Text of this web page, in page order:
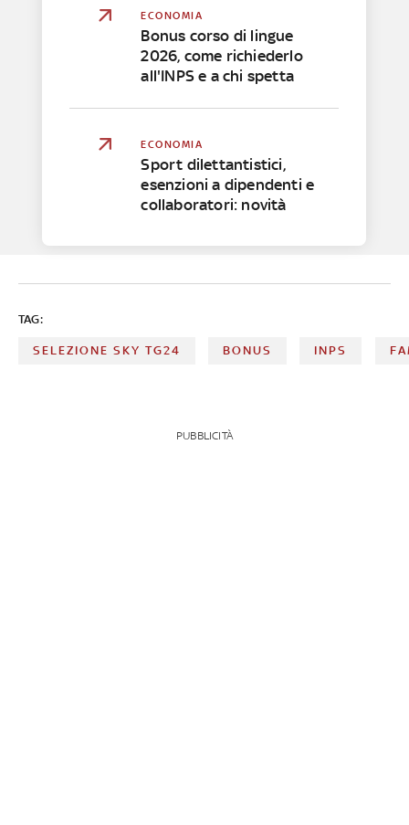
ECONOMIA
Bonus corso di lingue
2026, come richiederlo
all'INPS e a chi spetta
ECONOMIA
Sport dilettantistici,
esenzioni a dipendenti e
collaboratori: novità
TAG:
SELEZIONE SKY TG24 BONUS INPS
PUBBLICITÀ